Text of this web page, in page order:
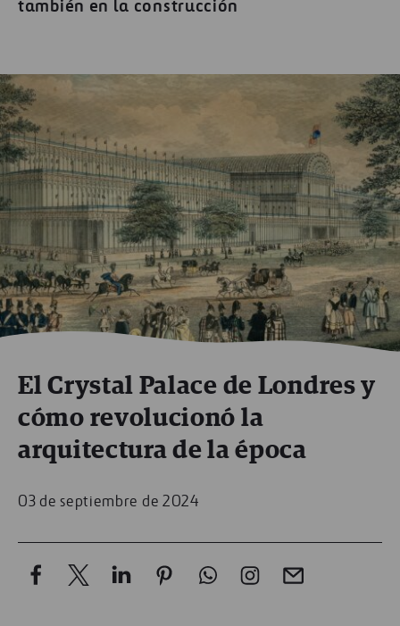
también en la construcción
El Crystal Palace de Londres y
cómo revolucionó la
arquitectura de la época
03 de septiembre de 2024